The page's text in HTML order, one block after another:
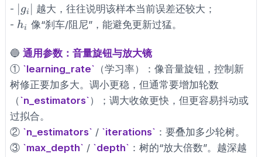
- |g_i|
gi
越大，往往说明该样本当前误差还较大；
- h_i
hi 像“刹车/阻尼”，能避免更新过猛。
🔵 通用参数：音量旋钮与放大镜
① `learning_rate` （学习率）：像音量旋钮，控制新
树修正要加多大。调小更稳，但通常要增加轮数
（`n_estimators`）；调大收敛更快，但更容易抖动或
过拟合。
② `n_estimators` / `iterations` ：要叠加多少轮树。
③ `max_depth` / `depth` ：树的“放大倍数”。越深越